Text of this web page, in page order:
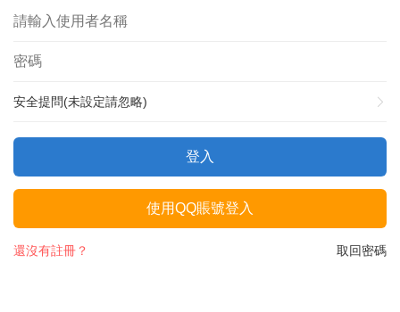
安全提問(未設定請忽略)
登入
使用QQ賬號登入
取回密碼
還沒有註冊？